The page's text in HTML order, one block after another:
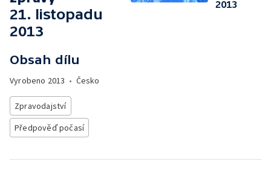
21. listopadu
2013
Obsah dílu
Vyrobeno 2013 • Česko
Zpravodajství
Předpověď počasí
2013